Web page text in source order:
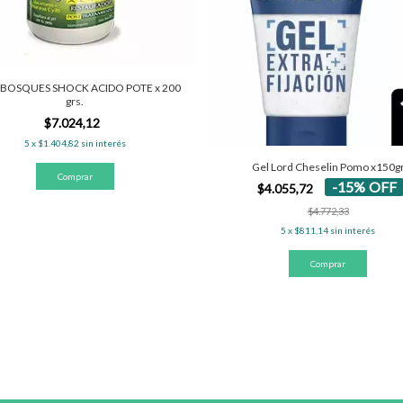
SHOCK ACIDO POTE x 200
grs.
$7.024,12
5 x $1.404,82 sin interés
Gel Lord Cheselin Pomo
$4.055,72 -15%OFF
$4.772,33
5 x $811,14 sin interés